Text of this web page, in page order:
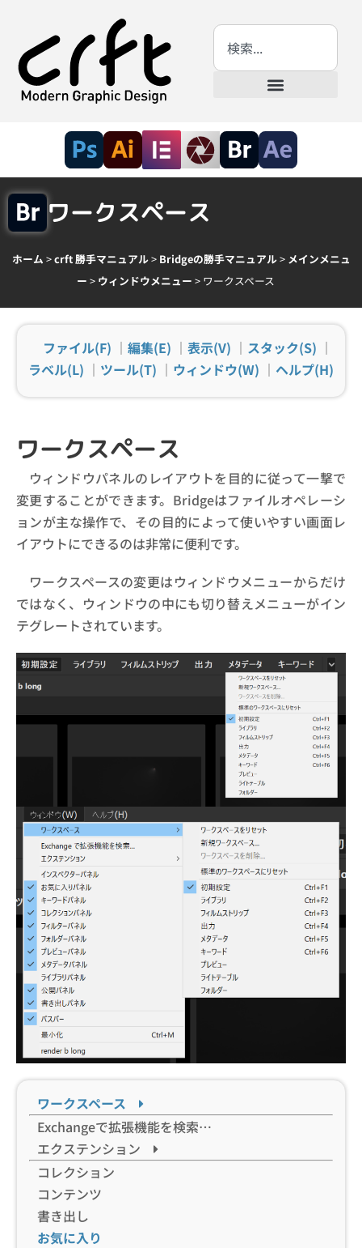
ワークスペース
ホーム >crft 勝手マニュアル> Bridgeの勝手マニュアル> メインメニュ
ー > ウィンドウメニュー > ワークスペース
ファイル(F) ｜ 編集(E) ｜ 表示(V) ｜ スタック(S) ｜
ラベル(L) ｜ ツール(T) ｜ ウィンドウ(W) ｜ ヘルプ(H)
ワークスペース
Exchangeで拡張機能を検索…
エクステンション
コレクション
コンテンツ
書き出し
お気に入り
ワークスペース
ウィンドウパネルのレイアウトを目的に従って一撃で
変更することができます。Bridgeはファイルオペレーシ
ョンが主な操作で、その目的によって使いやすい画面レ
イアウトにできるのは非常に便利です。
ワークスペースの変更はウィンドウメニューからだけ
ではなく、ウィンドウの中にも切り替えメニューがイン
テグレートされています。